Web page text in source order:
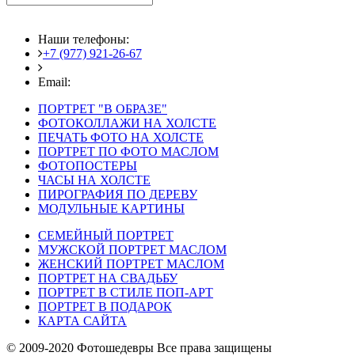
Наши телефоны:
+7 (977) 921-26-67
Email:
ПОРТРЕТ "В ОБРАЗЕ"
ФОТОКОЛЛАЖИ НА ХОЛСТЕ
ПЕЧАТЬ ФОТО НА ХОЛСТЕ
ПОРТРЕТ ПО ФОТО МАСЛОМ
ФОТОПОСТЕРЫ
ЧАСЫ НА ХОЛСТЕ
ПИРОГРАФИЯ ПО ДЕРЕВУ
МОДУЛЬНЫЕ КАРТИНЫ
СЕМЕЙНЫЙ ПОРТРЕТ
МУЖСКОЙ ПОРТРЕТ МАСЛОМ
ЖЕНСКИЙ ПОРТРЕТ МАСЛОМ
ПОРТРЕТ НА СВАДЬБУ
ПОРТРЕТ В СТИЛЕ ПОП-АРТ
ПОРТРЕТ В ПОДАРОК
КАРТА САЙТА
© 2009-2020 Фотошедевры Все права защищены